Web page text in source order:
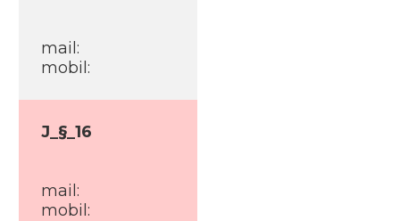
mail:
mobil:
J_§_16
mail:
mobil: